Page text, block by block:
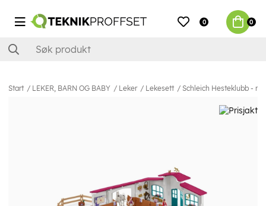
0 0
Start LEKER, BARN OG BABY Leker Lekesett Schleich Hesteklubb -